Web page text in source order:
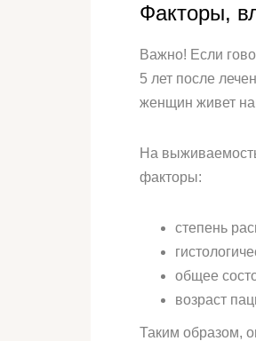
Факторы,
Важно! Если
5 лет после
женщин живет
На
факторы:
степень
общее
возраст
Таким образом,